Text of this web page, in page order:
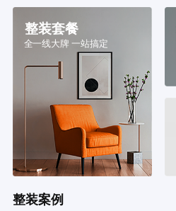
整装套餐
全一线大牌 一站搞定
整装案例